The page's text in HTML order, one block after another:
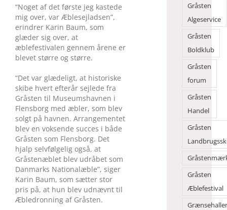
“Noget af det første jeg kastede
mig over, var Æblesejladsen”,
erindrer Karin Baum, som
glæder sig over, at
æblefestivalen gennem årene er
blevet større og større.
“Det var glædeligt, at historiske
skibe hvert efterår sejlede fra
Gråsten til Museumshavnen i
Flensborg med æbler, som blev
solgt på havnen. Arrangementet
blev en voksende succes i både
Gråsten som Flensborg. Det
hjalp selvfølgelig også, at
Gråsten­æblet blev udråbet som
Danmarks Nationalæble”, siger
Karin Baum, som sætter stor
pris på, at hun blev udnævnt til
Æbledronning af Gråsten.
Gråsten
Algeservice
Gråsten
Boldklub
Gråsten
forum
Gråsten
Handel
Gråsten
Gråsten
Æblefestival